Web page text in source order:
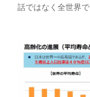
話ではなく全世界で